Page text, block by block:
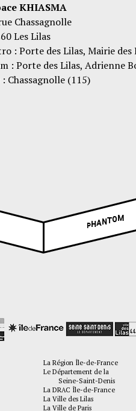
KHIASMA
Chassagnolle
Les Lilas
: Porte des Lilas, Mairie des
: Porte des Lilas, Adrienne
: Chassagnolle (115)
PHANTOM
La Région Île-de-France
Le Département de la
Seine-Saint-Denis
La DRAC Île-de-France
La Ville des Lilas
La Ville de Paris